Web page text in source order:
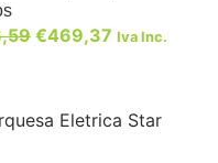
€469,37 Iva Inc.